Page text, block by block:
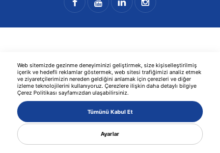
Web sitemizde gezinme deneyiminizi geliştirmek, size kişiselleştirilmiş
içerik ve hedefli reklamlar göstermek, web sitesi trafiğimizi analiz etmek
ve ziyaretçilerimizin nereden geldiğini anlamak için çerezleri ve diğer
izleme teknolojilerini kullanıyoruz. Çerezlere ilişkin daha detaylı bilgiye
Çerez Politikası sayfamızdan ulaşabilirsiniz.
Tümünü Kabul Et
Ayarlar